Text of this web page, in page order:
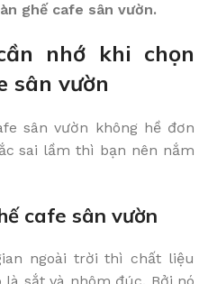
ghế cafe sân vườn.
nhớ khi chọn
sân vườn
sân vườn không hề đơn
sai lầm thì bạn nên nắm
cafe sân vườn
ngoài trời thì chất liệu